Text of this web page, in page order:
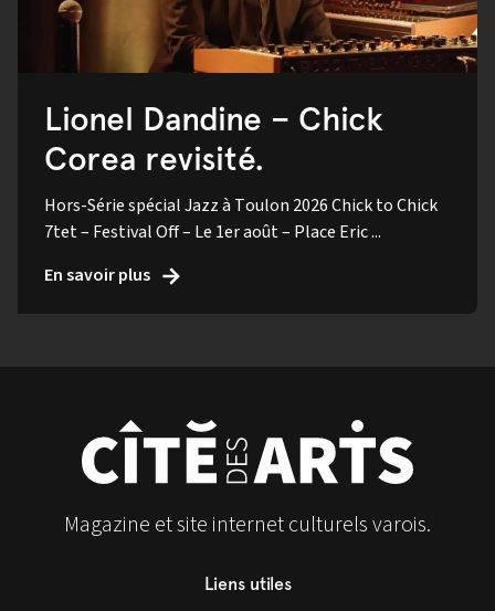
Lionel Dandine – Chick
Corea revisité.
Hors-Série spécial Jazz à Toulon 2026 Chick to Chick
7tet – Festival Off – Le 1er août – Place Eric ...
En savoir plus
Magazine et site internet culturels varois.
Liens utiles